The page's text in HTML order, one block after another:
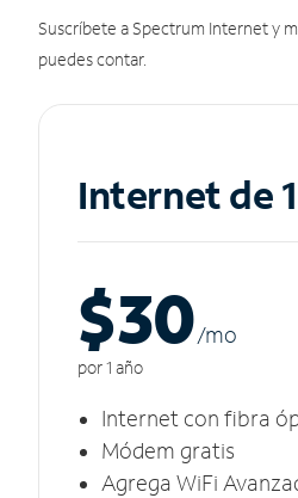
Suscríbete a Spectrum Internet y
puedes contar.
Internet de
$30/mo
por 1 año
Internet con fibra
Módem gratis
Agrega WiFi